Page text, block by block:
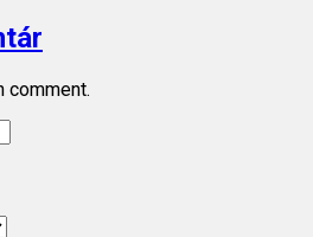
comment.